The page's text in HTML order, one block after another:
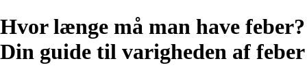
Hvor længe må man have feber?
Din guide til varigheden af feber